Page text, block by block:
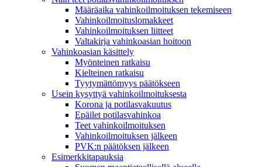
Määräaika vahinkoilmoituksen tekemiseen
Vahinkoilmoituslomakkeet
Vahinkoilmoituksen liitteet
Valtakirja vahinkoasian hoitoon
Vahinkoasian käsittely
Myönteinen ratkaisu
Kielteinen ratkaisu
Tyytymättömyys päätökseen
Usein kysyttyä vahinkoilmoituksesta
Korona ja potilasvakuutus
Epäilet potilasvahinkoa
Teet vahinkoilmoituksen
Vahinkoilmoituksen jälkeen
PVK:n päätöksen jälkeen
Esimerkkitapauksia